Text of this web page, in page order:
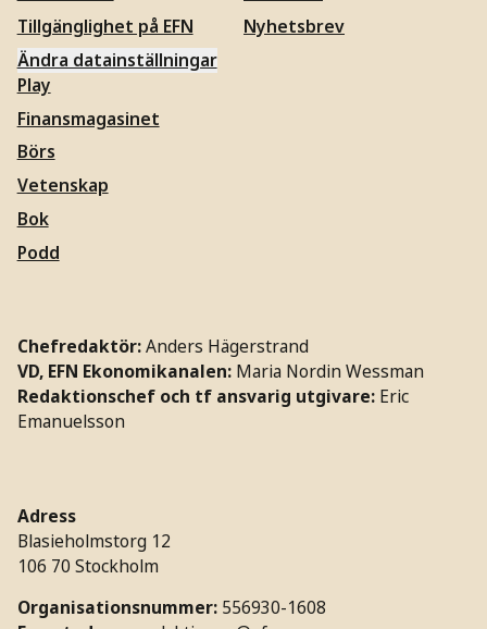
Tillgänglighet på EFN
Ändra datainställningar
Nyhetsbrev
Play
Finansmagasinet
Börs
Vetenskap
Bok
Podd
Chefredaktör:Anders Hägerstrand
VD, EFN Ekonomikanalen: Maria Nordin Wessman
Redaktionschef och tf ansvarig utgivare: Eric
Emanuelsson
Adress
Blasieholmstorg 12
106 70 Stockholm
Organisationsnummer: 556930-1608